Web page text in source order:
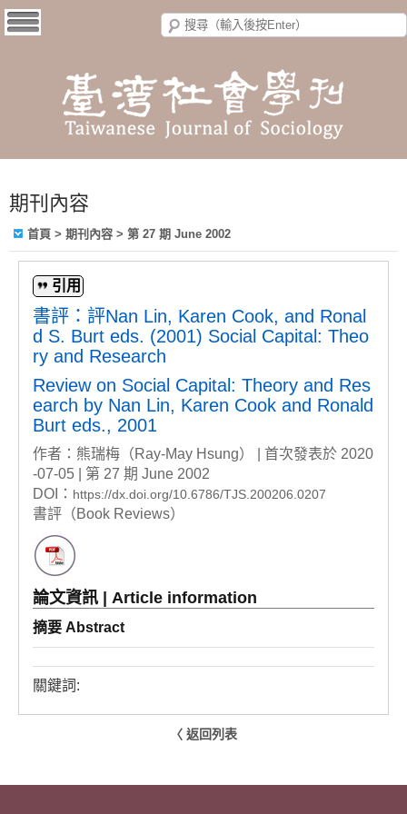
期刊內容
首頁 > 期刊內容 > 第 27 期 June 2002
引用
書評：評Nan Lin, Karen Cook, and Ronal
d S. Burt eds. (2001) Social Capital: Theo
ry and Research
Review on Social Capital: Theory and Res
earch by Nan Lin, Karen Cook and Ronald
Burt eds., 2001
作者：熊瑞梅（Ray-May Hsung） | 首次發表於 2020
-07-05 | 第 27 期 June 2002
DOI： https://dx.doi.org/10.6786/TJS.200206.0207
書評（Book Reviews）
論文資訊 | Article information
摘要 Abstract
關鍵詞:
〈 返回列表